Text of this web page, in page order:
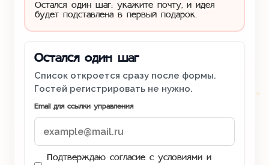
Остался один шаг: укажите почту, и идея
будет подставлена в первый подарок.
Остался один шаг
Список откроется сразу после формы.
Гостей регистрировать не нужно.
Email для ссылки управления
Подтверждаю согласие с условиями и